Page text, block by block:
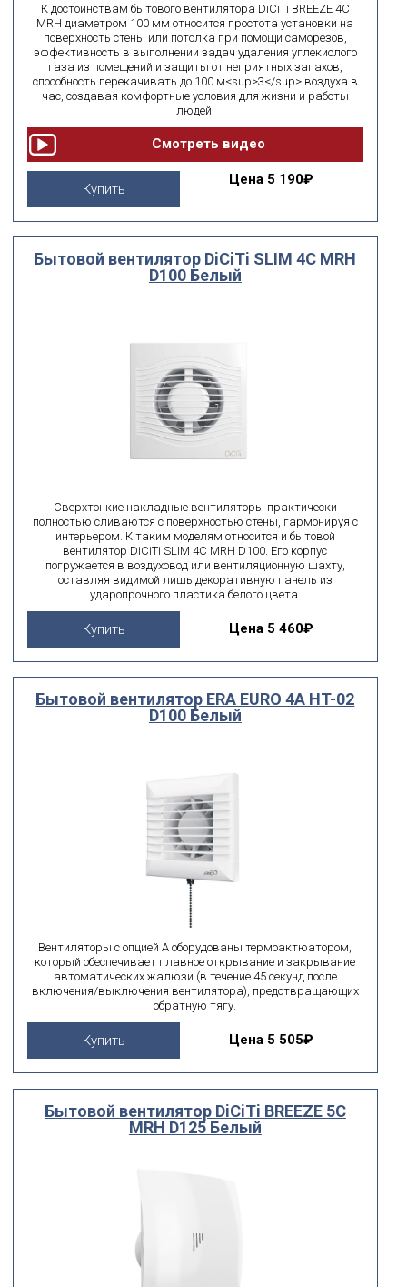
К достоинствам бытового вентилятора DiCiTi BREEZE 4C
MRH диаметром 100 мм относится простота установки на
поверхность стены или потолка при помощи саморезов,
эффективность в выполнении задач удаления углекислого
газа из помещений и защиты от неприятных запахов,
способность перекачивать до 100 м<sup>3</sup> воздуха в
час, создавая комфортные условия для жизни и работы
людей.
Купить
Цена 5 190₽
Бытовой вентилятор DiCiTi SLIM 4C MRH
D100 Белый
Сверхтонкие накладные вентиляторы практически
полностью сливаются с поверхностью стены, гармонируя с
интерьером. К таким моделям относится и бытовой
вентилятор DiCiTi SLIM 4C MRH D100. Его корпус
погружается в воздуховод или вентиляционную шахту,
оставляя видимой лишь декоративную панель из
ударопрочного пластика белого цвета.
Купить Цена 5 460₽
Бытовой вентилятор ERA EURO 4A HT-02
D100 Белый
Вентиляторы с опцией А оборудованы термоактюатором,
который обеспечивает плавное открывание и закрывание
автоматических жалюзи (в течение 45 секунд после
включения/выключения вентилятора), предотвращающих
обратную тягу.
Купить Цена 5 505₽
Бытовой вентилятор DiCiTi BREEZE 5C
MRH D125 Белый